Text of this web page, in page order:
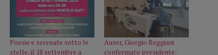
Poesie e serenate sotto le
stelle, il 18 settembre a
Auser, Giorgio Reggiani
confermato presidente: